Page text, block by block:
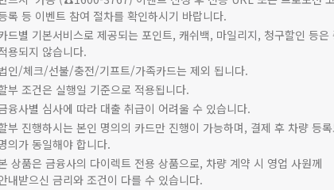
록 등 이벤트 참여 절차를 확인하시기 바랍니다.
드별 기본서비스로 제공되는 포인트, 캐쉬백, 마일리지, 청구할인 등은
용되지 않습니다.
인/체크/선불/충전/기프트/가족카드는 제외 됩니다.
부 조건은 실행일 기준으로 적용됩니다.
융사별 심사에 따라 대출 취급이 어려울 수 있습니다.
부 진행하시는 본인 명의의 카드만 진행이 가능하며, 결제 후 차량 등
의가 동일해야 합니다.
상품은 금융사의 다이렉트 전용 상품으로, 차량 계약 시 영업 사원께
내받으신 금리와 조건이 다를 수 있습니다.